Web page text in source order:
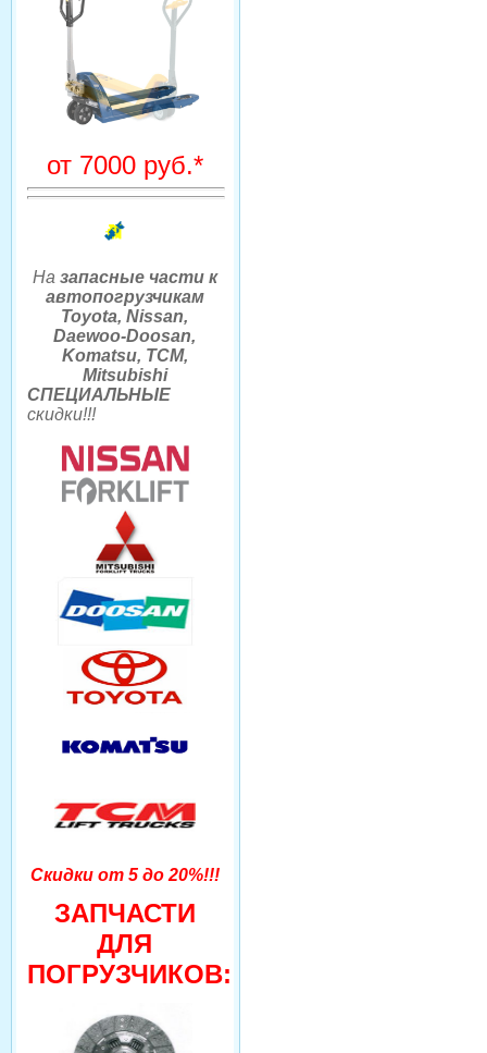
от 7000 руб.*
На запасные части к
автопогрузчикам
Toyota, Nissan,
Daewoo-Doosan,
Komatsu, TCM,
Mitsubishi
СПЕЦИАЛЬНЫЕ
скидки!!!
Скидки от 5 до 20%!!!
ЗАПЧАСТИ
ДЛЯ
ПОГРУЗЧИКОВ: